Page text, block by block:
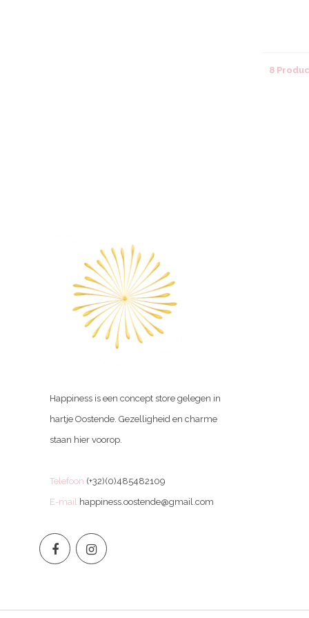
8
Happiness is een concept store gelegen in
hartje Oostende. Gezelligheid en charme
staan hier voorop.
Telefoon (+32)(0)485482109
E-mail
happiness.oostende@gmail.com